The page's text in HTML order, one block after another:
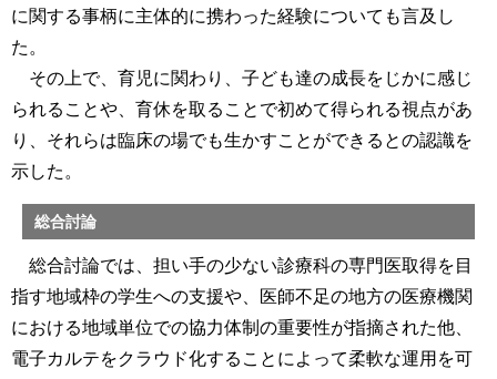
に関する事柄に主体的に携わった経験についても言及し
た。
その上で、育児に関わり、子ども達の成長をじかに感じ
られることや、育休を取ることで初めて得られる視点があ
り、それらは臨床の場でも生かすことができるとの認識を
示した。
総合討論
総合討論では、担い手の少ない診療科の専門医取得を目
指す地域枠の学生への支援や、医師不足の地方の医療機関
における地域単位での協力体制の重要性が指摘された他、
電子カルテをクラウド化することによって柔軟な運用を可